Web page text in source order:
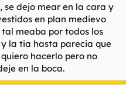
dejo mear en la cara y
en plan medievo
meaba por todos los
la tia hasta parecia que
hacerlo pero no
en la boca.